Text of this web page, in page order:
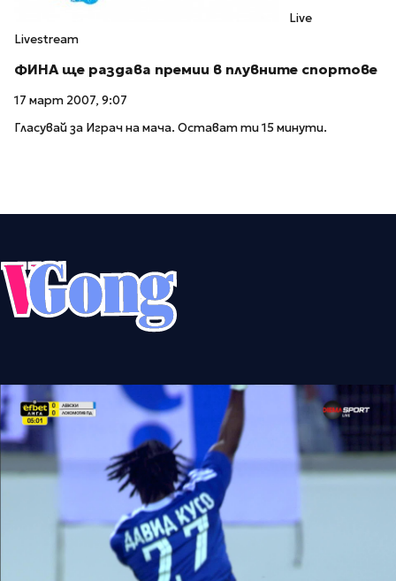
Live
Livestream
ФИНА ще раздава премии в плувните спортове
17 март 2007, 9:07
Гласувай за Играч на мача. Остават ти 15 минути.